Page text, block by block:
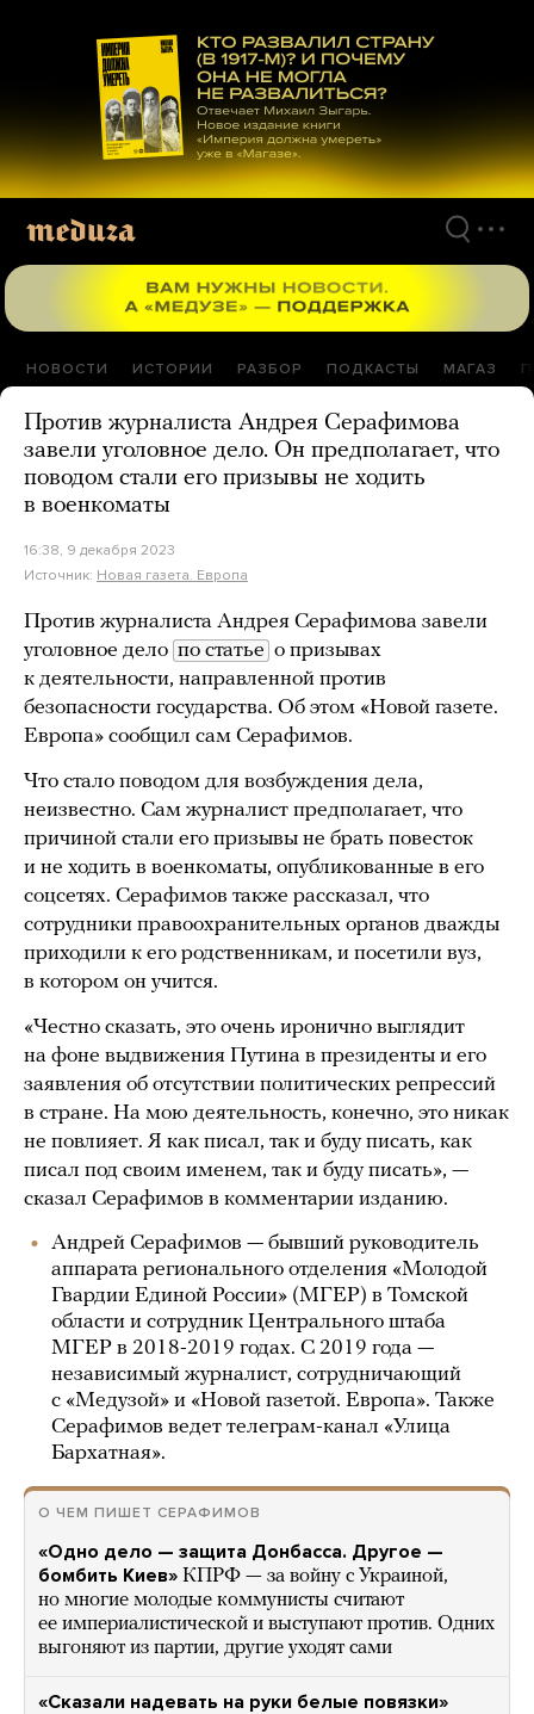
материалам
НОВОСТИ ИСТОРИИ РАЗБОР ПОДКАСТЫ МАГАЗ
Против журналиста Андрея Серафимова
завели уголовное дело. Он предполагает, что
поводом стали его призывы не ходить
в военкоматы
16:38, 9 декабря 2023
Источник: Новая газета. Европа
Против журналиста Андрея Серафимова завели
уголовное дело по статье о призывах
к деятельности, направленной против
безопасности государства. Об этом «Новой газете.
Европа» сообщил сам Серафимов.
Что стало поводом для возбуждения дела,
неизвестно. Сам журналист предполагает, что
причиной стали его призывы не брать повесток
и не ходить в военкоматы, опубликованные в его
соцсетях. Серафимов также рассказал, что
сотрудники правоохранительных органов дважды
приходили к его родственникам, и посетили вуз,
в котором он учится.
«Честно сказать, это очень иронично выглядит
на фоне выдвижения Путина в президенты и его
заявления об отсутствии политических репрессий
в стране. На мою деятельность, конечно, это никак
не повлияет. Я как писал, так и буду писать, как
писал под своим именем, так и буду писать», —
сказал Серафимов в комментарии изданию.
Андрей Серафимов — бывший руководитель
аппарата регионального отделения «Молодой
Гвардии Единой России» (МГЕР) в Томской
области и сотрудник Центрального штаба
МГЕР в 2018-2019 годах. С 2019 года —
независимый журналист, сотрудничающий
с «Медузой» и «Новой газетой. Европа». Также
Серафимов ведет телеграм-канал «Улица
Бархатная».
О ЧЕМ ПИШЕТ СЕРАФИМОВ
«Одно дело — защита Донбасса. Другое —
бомбить Киев» КПРФ — за войну с Украиной,
но многие молодые коммунисты считают
ее империалистической и выступают против. Одних
выгоняют из партии, другие уходят сами
«Сказали надевать на руки белые повязки»